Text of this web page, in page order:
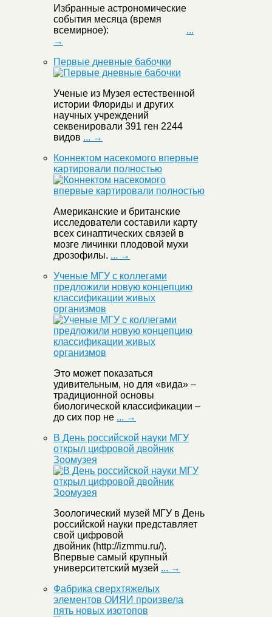
Избранные астрономические
события месяца (время
всемирное): ...
→
Первые дневные бабочки
Ученые из Музея естественной
истории Флориды и других
научных учреждений
секвенировали 391 ген 2244
видов ... →
Коннектом насекомого впервые
картировали полностью
Американские и британские
исследователи составили карту
всех синаптических связей в
мозге личинки плодовой мухи
дрозофилы. ... →
Ученые МГУ с коллегами
предложили новую концепцию
классификации живых
организмов
Это может показаться
удивительным, но для «вида» –
традиционной основы
биологической классификации –
до сих пор не ... →
В День российской науки МГУ
открыл цифровой двойник
Зоомузея
Зоологический музей МГУ в День
российской науки представляет
свой цифровой
двойник (http://izmmu.ru/).
Впервые самый крупный
университетский музей ... →
Фабрика сверхтяжелых
элементов ОИЯИ произвела
пять новых изотопов